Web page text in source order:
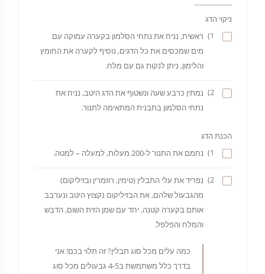
ניקוי הדג
1)
ראשית, נניח את נתחי הסלמון בקערה עמוקה עם
מים שמכסים את כל הדגים, נוסיף לקערה את החומץ
והלימון, ניתן לנקות גם עם מלח.
2)
נמתין כרבע שעה ונשטוף את הדג היטב, נניח את
נתחי הסלמון בתבנית המתאימה לתנור.
הכנת הדג
1)
נחמם את התנור ל-200 מעלות, למעלה – למטה.
2)
נפריד את עלי התבלין (טימין, רוזמרין ובזיליקום)
מהגבעול שלהם, את הבזיליקום נקצוץ היטב ונערבב
אותם בקערה קטנה, יחד עם שמן הזית השום, הדבש
והמלח והפלפל.
כמה עלים מכל סוג תבלין? זה תלוי בכם! אני
בדרך כלל משתמשת ב4-5 גבעולים מכל סוג